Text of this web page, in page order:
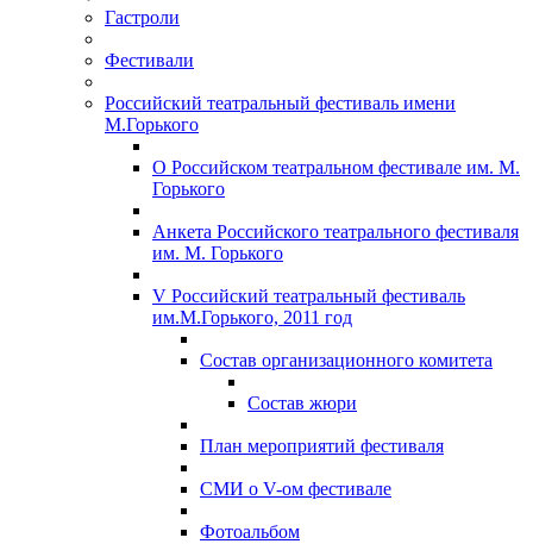
Гастроли
Фестивали
Российский театральный фестиваль имени
М.Горького
О Российском театральном фестивале им. М.
Горького
Анкета Российского театрального фестиваля
им. М. Горького
V Российский театральный фестиваль
им.М.Горького, 2011 год
Состав организационного комитета
Состав жюри
План мероприятий фестиваля
СМИ о V-ом фестивале
Фотоальбом